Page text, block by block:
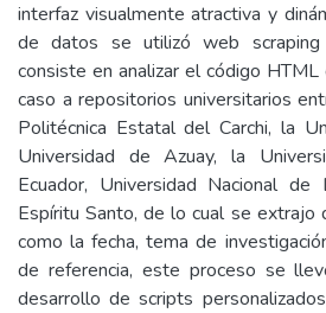
interfaz visualmente atractiva y
de datos se utilizó web
consiste en analizar el código
caso a repositorios universitarios
Politécnica Estatal del Carchi, la
Universidad de Azuay, la
Ecuador, Universidad Nacional
Espíritu Santo, de lo cual se extrajo
como la fecha, tema de
de referencia, este proceso se
desarrollo de scripts